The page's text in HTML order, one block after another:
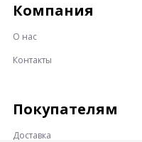
Компания
О нас
Контакты
Покупателям
Доставка